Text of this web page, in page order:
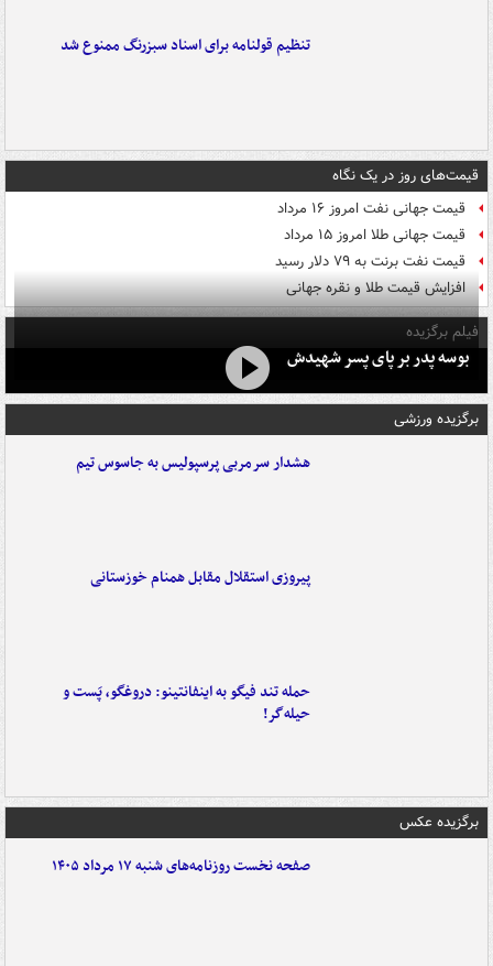
تنظیم قولنامه برای اسناد سبزرنگ ممنوع شد
قیمت‌های روز در یک نگاه
قیمت جهانی نفت امروز ۱۶ مرداد
قیمت جهانی طلا امروز ۱۵ مرداد
قیمت نفت برنت به ۷۹ دلار رسید
افزایش قیمت طلا و نقره جهانی
فیلم برگزیده
بوسه‌ پدر بر پای پسر شهیدش
برگزیده ورزشی
هشدار سرمربی پرسپولیس به جاسوس تیم
پیروزی استقلال مقابل همنام خوزستانی
حمله تند فیگو به اینفانتینو: دروغگو، پَست‌ و
حیله‌گر!
برگزیده عکس
صفحه نخست روزنامه‌های شنبه ۱۷ مرداد ۱۴۰۵